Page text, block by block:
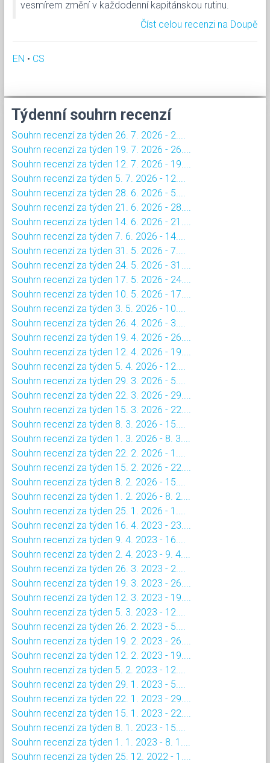
vesmírem změní v každodenní kapitánskou rutinu.
Číst celou recenzi na Doupě
EN • CS
Týdenní souhrn recenzí
Souhrn recenzí za týden 26. 7. 2026 - 2....
Souhrn recenzí za týden 19. 7. 2026 - 26....
Souhrn recenzí za týden 12. 7. 2026 - 19....
Souhrn recenzí za týden 5. 7. 2026 - 12....
Souhrn recenzí za týden 28. 6. 2026 - 5....
Souhrn recenzí za týden 21. 6. 2026 - 28....
Souhrn recenzí za týden 14. 6. 2026 - 21....
Souhrn recenzí za týden 7. 6. 2026 - 14....
Souhrn recenzí za týden 31. 5. 2026 - 7....
Souhrn recenzí za týden 24. 5. 2026 - 31....
Souhrn recenzí za týden 17. 5. 2026 - 24....
Souhrn recenzí za týden 10. 5. 2026 - 17....
Souhrn recenzí za týden 3. 5. 2026 - 10....
Souhrn recenzí za týden 26. 4. 2026 - 3....
Souhrn recenzí za týden 19. 4. 2026 - 26....
Souhrn recenzí za týden 12. 4. 2026 - 19....
Souhrn recenzí za týden 5. 4. 2026 - 12....
Souhrn recenzí za týden 29. 3. 2026 - 5....
Souhrn recenzí za týden 22. 3. 2026 - 29....
Souhrn recenzí za týden 15. 3. 2026 - 22....
Souhrn recenzí za týden 8. 3. 2026 - 15....
Souhrn recenzí za týden 1. 3. 2026 - 8. 3....
Souhrn recenzí za týden 22. 2. 2026 - 1....
Souhrn recenzí za týden 15. 2. 2026 - 22....
Souhrn recenzí za týden 8. 2. 2026 - 15....
Souhrn recenzí za týden 1. 2. 2026 - 8. 2....
Souhrn recenzí za týden 25. 1. 2026 - 1....
Souhrn recenzí za týden 16. 4. 2023 - 23....
Souhrn recenzí za týden 9. 4. 2023 - 16....
Souhrn recenzí za týden 2. 4. 2023 - 9. 4....
Souhrn recenzí za týden 26. 3. 2023 - 2....
Souhrn recenzí za týden 19. 3. 2023 - 26....
Souhrn recenzí za týden 12. 3. 2023 - 19....
Souhrn recenzí za týden 5. 3. 2023 - 12....
Souhrn recenzí za týden 26. 2. 2023 - 5....
Souhrn recenzí za týden 19. 2. 2023 - 26....
Souhrn recenzí za týden 12. 2. 2023 - 19....
Souhrn recenzí za týden 5. 2. 2023 - 12....
Souhrn recenzí za týden 29. 1. 2023 - 5....
Souhrn recenzí za týden 22. 1. 2023 - 29....
Souhrn recenzí za týden 15. 1. 2023 - 22....
Souhrn recenzí za týden 8. 1. 2023 - 15....
Souhrn recenzí za týden 1. 1. 2023 - 8. 1....
Souhrn recenzí za týden 25. 12. 2022 - 1....